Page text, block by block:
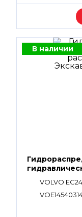
В наличии
VOLVO